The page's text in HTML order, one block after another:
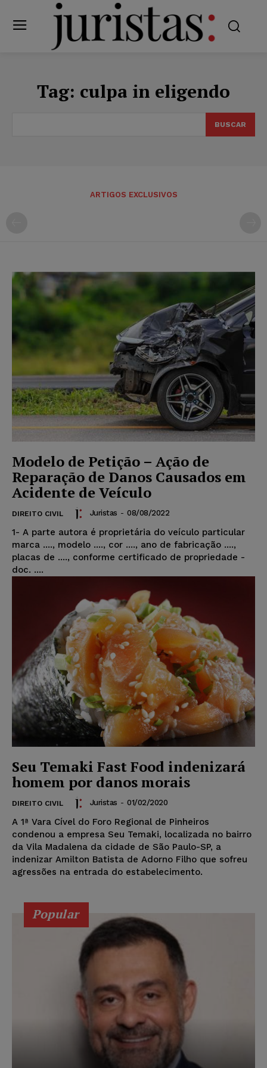
Tag: culpa in eligendo
BUSCAR
ARTIGOS EXCLUSIVOS
Modelo de Petição – Ação de
Reparação de Danos Causados em
Acidente de Veículo
DIREITO CIVIL Juristas - 08/08/2022
1- A parte autora é proprietária do veículo particular
marca ...., modelo ...., cor ...., ano de fabricação ....,
placas de ...., conforme certificado de propriedade -
doc. ....
Seu Temaki Fast Food indenizará
homem por danos morais
DIREITO CIVIL Juristas - 01/02/2020
A 1ª Vara Cível do Foro Regional de Pinheiros
condenou a empresa Seu Temaki, localizada no bairro
da Vila Madalena da cidade de São Paulo-SP, a
indenizar Amilton Batista de Adorno Filho que sofreu
agressões na entrada do estabelecimento.
Popular